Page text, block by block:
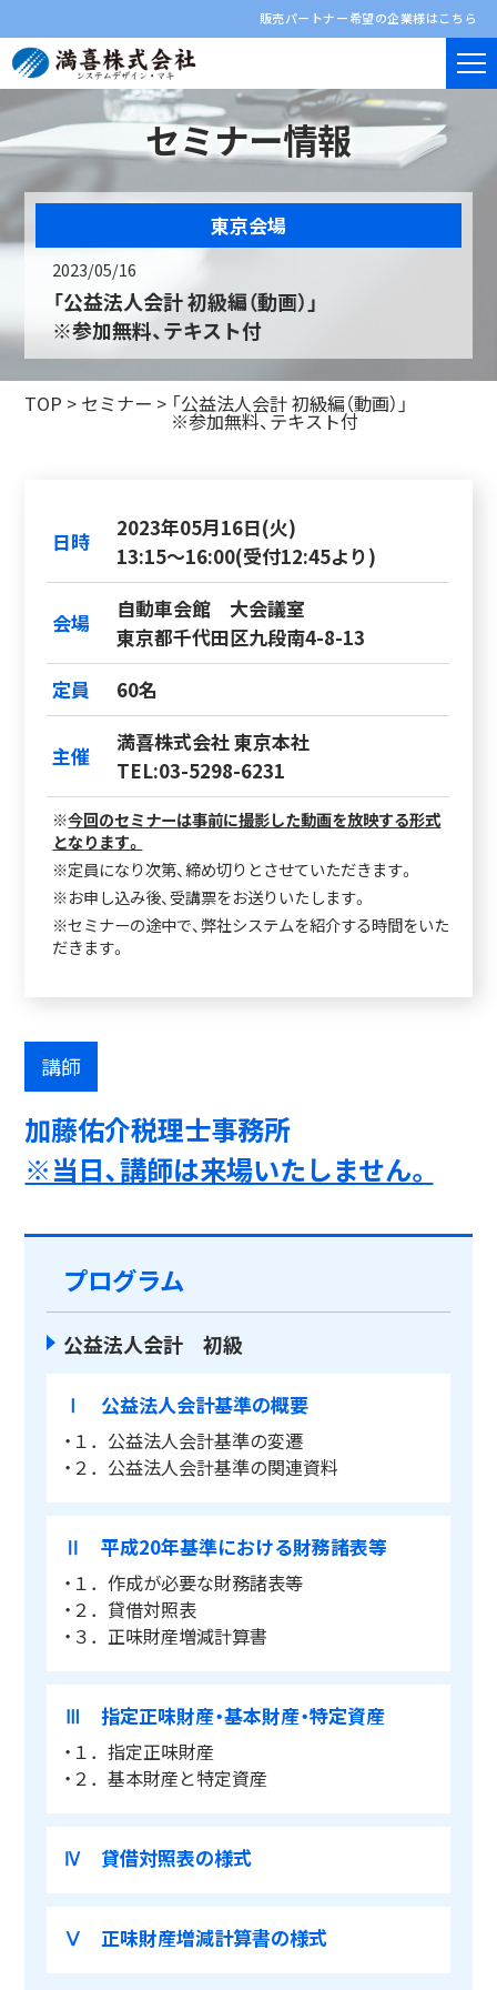
販売パートナー希望の企業様はこちら
セミナー情報
東京会場
2023/05/16
「公益法人会計 初級編（動画）」
※参加無料、テキスト付
TOP > セミナー > 「公益法人会計 初級編（動画）」
※参加無料、テキスト付
日時
2023年05月16日(火)
13:15～16:00(受付12:45より)
会場
自動車会館 大会議室
東京都千代田区九段南4-8-13
定員
60名
主催
満喜株式会社 東京本社
TEL:03-5298-6231
※今回のセミナーは事前に撮影した動画を放映する形式
となります。
※定員になり次第、締め切りとさせていただきます。
※お申し込み後、受講票をお送りいたします。
※セミナーの途中で、弊社システムを紹介する時間をいた
だきます。
講師
加藤佑介税理士事務所
※当日、講師は来場いたしません。
プログラム
公益法人会計 初級
Ⅰ 公益法人会計基準の概要
・１．公益法人会計基準の変遷
・２．公益法人会計基準の関連資料
Ⅱ 平成20年基準における財務諸表等
・１．作成が必要な財務諸表等
・２．貸借対照表
・３．正味財産増減計算書
Ⅲ 指定正味財産・基本財産・特定資産
・１．指定正味財産
・２．基本財産と特定資産
Ⅳ 貸借対照表の様式
Ⅴ 正味財産増減計算書の様式